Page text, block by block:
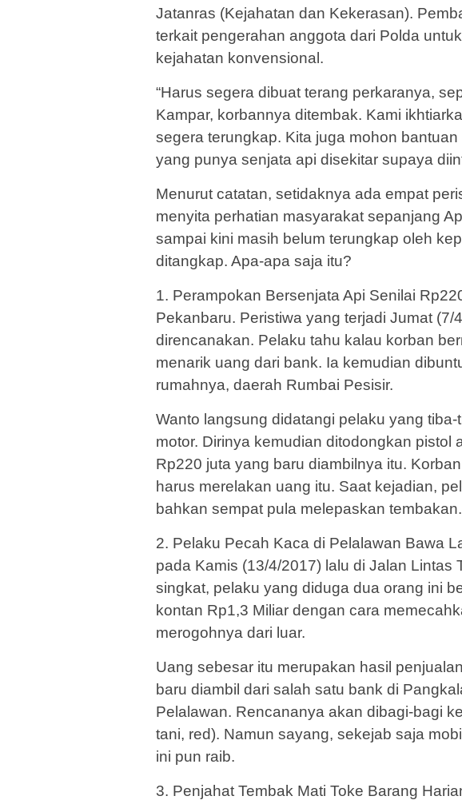
Jatanras (Kejahatan dan Kekerasan).
terkait pengerahan anggota dari Polda
kejahatan konvensional.
“Harus segera dibuat terang perkaranya,
Kampar, korbannya ditembak. Kami
segera terungkap. Kita juga mohon
yang punya senjata api disekitar supaya
Menurut catatan, setidaknya ada empat
menyita perhatian masyarakat sepanjang
sampai kini masih belum terungkap oleh
ditangkap. Apa-apa saja itu?
1. Perampokan Bersenjata Api Senilai
Pekanbaru. Peristiwa yang terjadi Jumat
direncanakan. Pelaku tahu kalau korban
menarik uang dari bank. Ia kemudian
rumahnya, daerah Rumbai Pesisir.
Wanto langsung didatangi pelaku yang
motor. Dirinya kemudian ditodongkan pistol
Rp220 juta yang baru diambilnya itu.
harus merelakan uang itu. Saat kejadian,
bahkan sempat pula melepaskan tembakan.
2. Pelaku Pecah Kaca di Pelalawan Bawa
pada Kamis (13/4/2017) lalu di Jalan Lintas
singkat, pelaku yang diduga dua orang ini
kontan Rp1,3 Miliar dengan cara
merogohnya dari luar.
Uang sebesar itu merupakan hasil
baru diambil dari salah satu bank di
Pelalawan. Rencananya akan dibagi-bagi
tani, red). Namun sayang, sekejab saja
ini pun raib.
3. Penjahat Tembak Mati Toke Barang